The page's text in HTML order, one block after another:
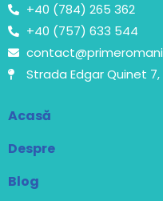
+40 (784) 265 362
+40 (757) 633 544
Strada Edgar Quinet 7,
Acasă
Despre
Blog